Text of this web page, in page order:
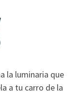
la luminaria que
a tu carro de la